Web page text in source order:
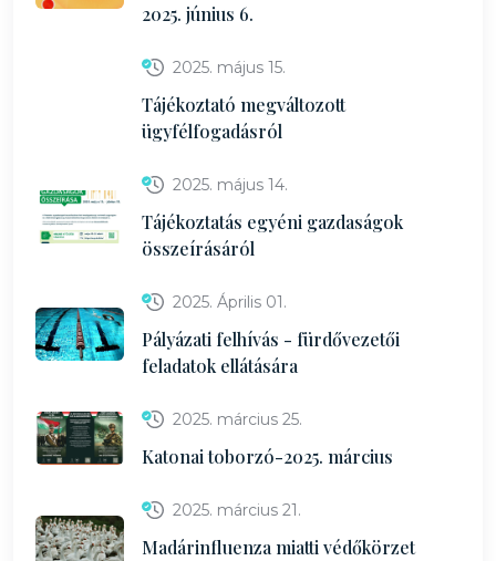
2025. június 6.
2025. május 15.
Tájékoztató megváltozott
ügyfélfogadásról
2025. május 14.
Tájékoztatás egyéni gazdaságok
összeírásáról
2025. Április 01.
Pályázati felhívás - fürdővezetői
feladatok ellátására
2025. március 25.
Katonai toborzó-2025. március
2025. március 21.
Madárinfluenza miatti védőkörzet